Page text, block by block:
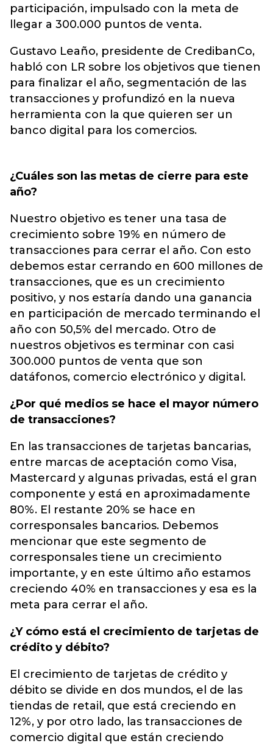
participación, impulsado con la meta de
llegar a 300.000 puntos de venta.
Gustavo Leaño, presidente de CredibanCo,
habló con LR sobre los objetivos que tienen
para finalizar el año, segmentación de las
transacciones y profundizó en la nueva
herramienta con la que quieren ser un
banco digital para los comercios.
¿Cuáles son las metas de cierre para este
año?
Nuestro objetivo es tener una tasa de
crecimiento sobre 19% en número de
transacciones para cerrar el año. Con esto
debemos estar cerrando en 600 millones de
transacciones, que es un crecimiento
positivo, y nos estaría dando una ganancia
en participación de mercado terminando el
año con 50,5% del mercado. Otro de
nuestros objetivos es terminar con casi
300.000 puntos de venta que son
datáfonos, comercio electrónico y digital.
¿Por qué medios se hace el mayor número
de transacciones?
En las transacciones de tarjetas bancarias,
entre marcas de aceptación como Visa,
Mastercard y algunas privadas, está el gran
componente y está en aproximadamente
80%. El restante 20% se hace en
corresponsales bancarios. Debemos
mencionar que este segmento de
corresponsales tiene un crecimiento
importante, y en este último año estamos
creciendo 40% en transacciones y esa es la
meta para cerrar el año.
¿Y cómo está el crecimiento de tarjetas de
crédito y débito?
El crecimiento de tarjetas de crédito y
débito se divide en dos mundos, el de las
tiendas de retail, que está creciendo en
12%, y por otro lado, las transacciones de
comercio digital que están creciendo